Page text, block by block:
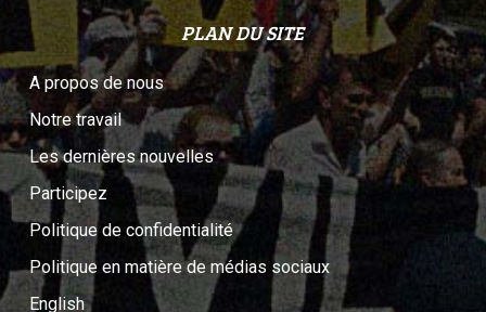
PLAN DU SITE
A propos de nous
Notre travail
Les dernières nouvelles
Participez
Politique de confidentialité
Politique en matière de médias sociaux
English